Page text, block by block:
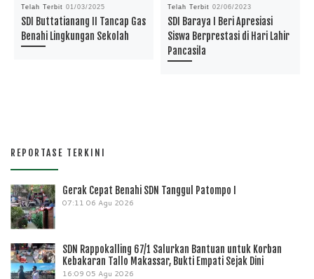
Telah Terbit01/03/2025
SDI Buttatianang II Tancap Gas
Benahi Lingkungan Sekolah
Telah Terbit02/06/2023
SDI Baraya I Beri Apresiasi
Siswa Berprestasi di Hari Lahir
Pancasila
REPORTASE TERKINI
Gerak Cepat Benahi SDN Tanggul Patompo I
07:11 06 Agu 2026
SDN Rappokalling 67/1 Salurkan Bantuan untuk Korban
Kebakaran Tallo Makassar, Bukti Empati Sejak Dini
16:09 05 Agu 2026